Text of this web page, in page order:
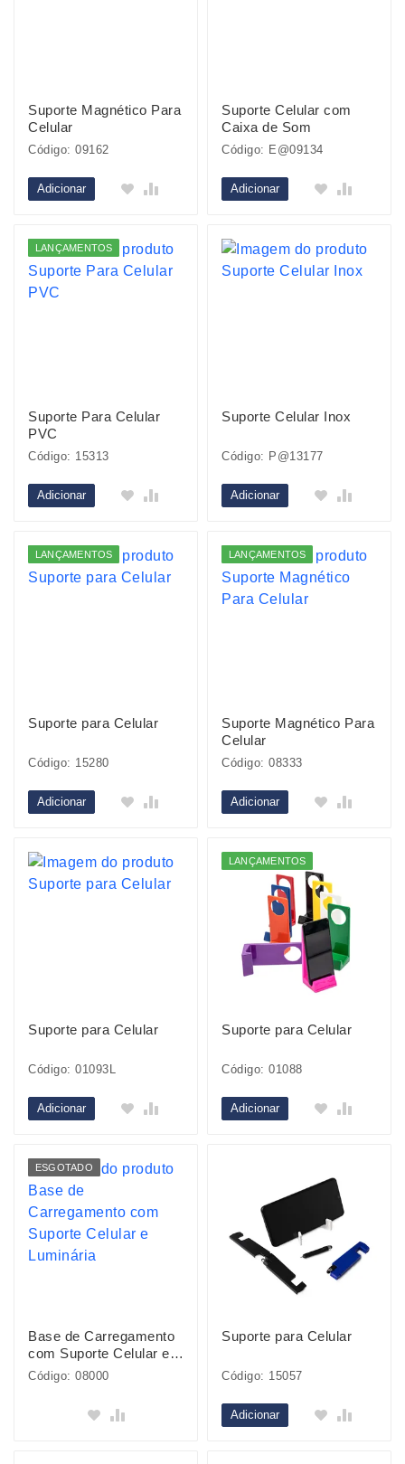
Suporte Magnético Para
Celular
Código: 09162
Adicionar
Suporte Celular com
Caixa de Som
Código: E@09134
Adicionar
LANÇAMENTOS
Suporte Para Celular
PVC
Código: 15313
Adicionar
Suporte Celular Inox
Código: P@13177
Adicionar
LANÇAMENTOS
Suporte para Celular
Código: 15280
Adicionar
LANÇAMENTOS
Suporte Magnético Para
Celular
Código: 08333
Adicionar
Suporte para Celular
Código: 01093L
Adicionar
LANÇAMENTOS
Suporte para Celular
Código: 01088
Adicionar
ESGOTADO
Base de Carregamento
com Suporte Celular e
Luminária
Código: 08000
Suporte para Celular
Código: 15057
Adicionar